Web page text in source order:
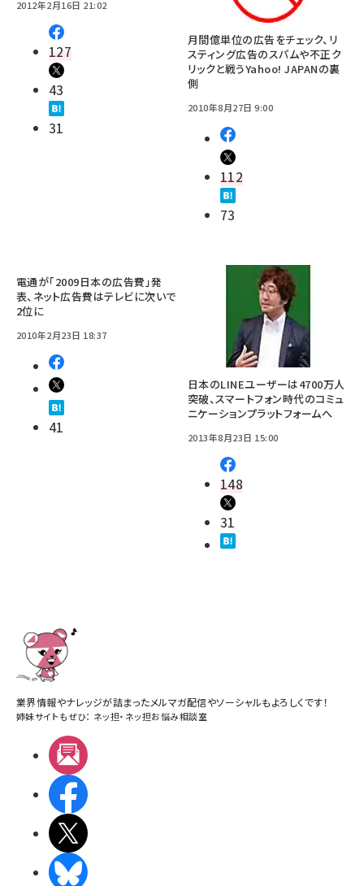
2012年2月16日 21:02
127
43
31
月間億単位の広告をチェック、リ
スティング広告のスパムや不正ク
リックと戦うYahoo! JAPANの裏
側
2010年8月27日 9:00
112
73
電通が「2009日本の広告費」発
表、ネット広告費はテレビに次いで
2位に
2010年2月23日 18:37
41
日本のLINEユーザーは4700万人
突破、スマートフォン時代のコミュ
ニケーションプラットフォームへ
2013年8月23日 15:00
148
31
業界情報やナレッジが詰まったメルマガ配信やソーシャルもよろしくです！
姉妹サイトもぜひ： ネッ担・ ネッ担お悩み相談室